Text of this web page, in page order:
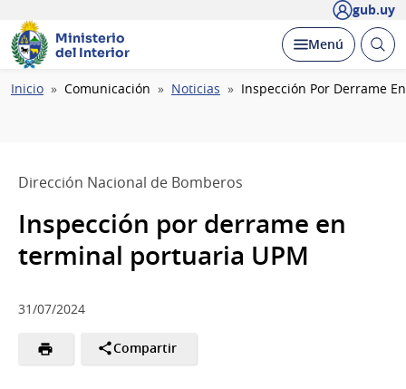
gub.uy
Ministerio
del Interior
Desplegar
Menú Abrir
Ruta
Inicio Comunicación Noticias Inspección Por Derrame
Dirección Nacional de Bomberos
Inspección por derrame en
terminal portuaria UPM
31/07/2024
Compartir